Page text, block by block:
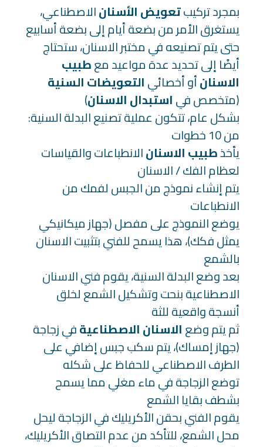
بمجرد تركيبتعويض الأسنانالاصطناعي،
يستغرق الأمر من بضعة أيام إلى بضعة أسابيع
حتى يتم تصنيعه في مختبر الاسنان، ستحتاج
أيضًا إلى تحديد عدة مواعيد معطبيب
الاسنانأو أخصائيالتعويضات السنية
(متخصص فياستبدال الاسنان)
:بشكل عام، تتكون عملية تصنيع البدلة السنية
من 10 خطوات
يأخذطبيب الاسنانالانطباعات والقياسات
لعظام الفك / الاسنان
يتم إنشاء نموذج من الجبس لفمك من
الانطباعات
يوضع النموذج على مفصل (جهاز ميكانيكي
يمثل فكك)، هذا يسمح للفني بتثبيت الاسنان
بالشمع
بعد وضع البدلة السنية، يقوم فني الاسنان
الاصطناعية بنحت وتشكيل الشمع لخلق
أنسجة واقعية للثة
ثم يتم وضعالاسنان الاصطناعيةفي زجاجة
(جهاز إمساك)، يتم سكب جبس إضافي على
الطرف الاصطناعي للحفاظ على شكله
توضع الزجاجة في ماء مغلي مما يسمح
بشطف بقايا الشمع
يقوم الفني بحقن الأكريليك في الزجاجة ليحل
محل الشمع، للتأكد من عدم التصاق الأكريليك،